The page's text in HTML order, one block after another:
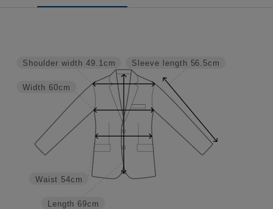
Sleeve length 56.5cm
Length 69cm
Waist 54cm
Width 60cm
Shoulder width 49.1cm